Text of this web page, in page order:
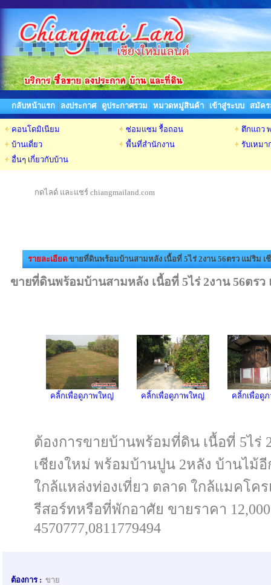
กลับหน้าแรก | ลงประกาศ | ดูประกาศรวม |หมวดหมู่สินค้า | เข้าสู่ระบบ |สมัคร
คอนโดมิเนียม ซ่อมแซม รื้อถอน
ตึกแถว
บ้านเดี่ยว
พื้นที่สำนักงาน
รับเหมา
อื่นๆ เกี่ยวกับบ้าน
กดไลด์ และแชร์ chiangmailand.com
รายละเอียด ขายที่ดินพร้อมบ้านสามหลัง เนื้อที่ 5ไร่ 2งาน 56ตรว แม่ริม เ
ขายที่ดินพร้อมบ้านสามหลัง เนื้อที่ 5ไร่ 2งาน 56ตรว
คลิ้กเพื่อดูภาพใหญ่ คลิ้กเพื่อดูภาพใหญ่ คลิ้กเพื่อดู
ต้องการขายบ้านพร้อมที่ดิน เนื้อที่ 5ไร่
เชียงใหม่ พร้อมบ้านปูน 2หลัง บ้านไม้
ใกล้แหล่งท่องเที่ยว ตลาด ใกล้แมคโค
รีสอร์ทหรือที่พักอาศัย ขายราคา
4570777,0811779494
ต้องการ : ขาย